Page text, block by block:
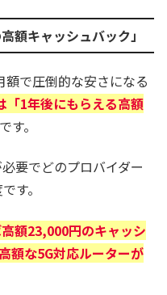
額キャッシュバック」
で圧倒的な安さになる
「1年後にもらえる高額
です。
要でどのプロバイダー
す。
額23,000円のキャッシ
額な5G対応ルーターが